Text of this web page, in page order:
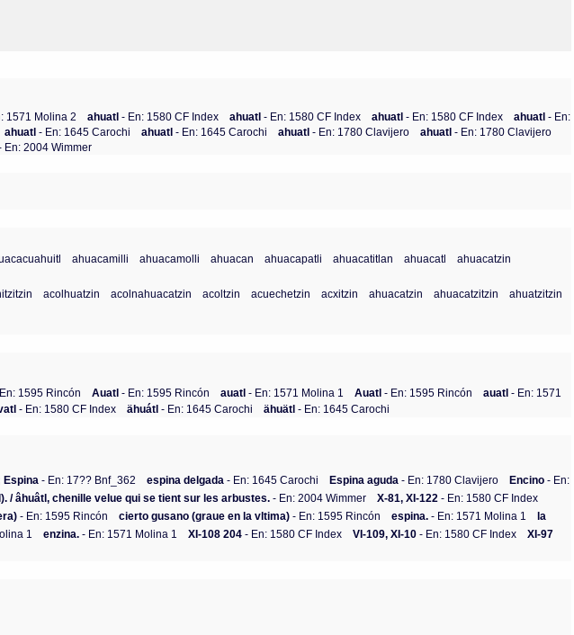
1571 Molina 2 ahuatl- En: 1580 CF Index ahuatl- En: 1580 CF Index ahuatl- En: 1580 CF Index ahuatl- En:
ahuatl- En: 1645 Carochi ahuatl- En: 1645 Carochi ahuatl- En: 1780 Clavijero ahuatl- En: 1780 Clavijero
En: 2004 Wimmer
ahuacamilli ahuacamolli ahuacan ahuacapatli ahuacatitlan ahuacatl
ahuacatzin
acolhuatzin acolnahuacatzin acoltzin acuechetzin acxitzin ahuacatzin ahuacatzitzin
ahuatzitzin
1595 Rincón Auatl - En: 1595 Rincón auatl - En: 1571 Molina 1 Auatl - En: 1595 Rincón auatl - En: 1571
- En: 1580 CF Index ähuátl - En: 1645 Carochi ähuätl - En: 1645 Carochi
Espina - En: 17?? Bnf_362 espina delgada - En: 1645 Carochi Espina aguda - En: 1780 Clavijero Encino - En:
/ âhuâtl, chenille velue qui se tient sur les arbustes. - En: 2004 Wimmer X-81, XI-122 - En: 1580 CF Index
- En: 1595 Rincón cierto gusano (graue en la vltima) - En: 1595 Rincón espina. - En: 1571 Molina 1
la
1 enzina. - En: 1571 Molina 1 XI-108 204 - En: 1580 CF Index VI-109, XI-10 - En: 1580 CF Index
XI-97